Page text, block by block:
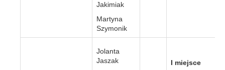
Jakimiak
Martyna
Szymonik
Jolanta
Jaszak
I miejsce